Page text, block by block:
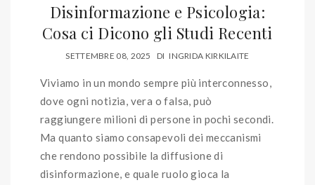
Disinformazione e Psicologia:
Cosa ci Dicono gli Studi Recenti
SETTEMBRE 08, 2025 DI INGRIDA KIRKILAITE
Viviamo in un mondo sempre più interconnesso,
dove ogni notizia, vera o falsa, può
raggiungere milioni di persone in pochi secondi.
Ma quanto siamo consapevoli dei meccanismi
che rendono possibile la diffusione di
disinformazione, e quale ruolo gioca la